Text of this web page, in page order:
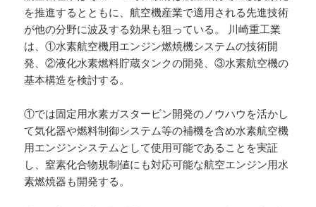
を推進するとともに、航空機産業で適用される先進技術
が他の分野に波及する効果も狙っている。 川崎重工業
は、①水素航空機用エンジン燃焼機システムの技術開
発、②液化水素燃料貯蔵タンクの開発、③水素航空機の
基本構造を検討する。
①では固定用水素ガスタービン開発のノウハウを活かし
て気化器や燃料制御システム等の補機を含め水素航空機
用エンジンシステムとして使用可能であることを実証
し、窒素化合物規制値にも対応可能な航空エンジン用水
素燃焼器も開発する。